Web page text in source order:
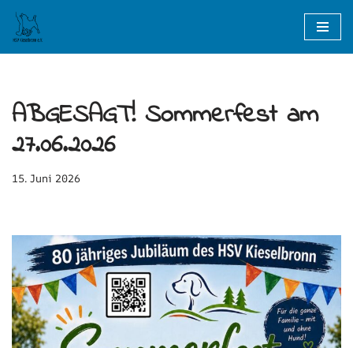
Zum
ABGESAGT! Sommerfest am
27.06.2026
15. Juni 2026